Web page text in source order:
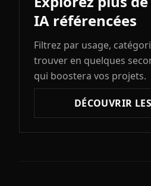
IA référencées
Filtrez par usage,
trouver en quelques
qui boostera vos projets.
DÉCOUVRIR